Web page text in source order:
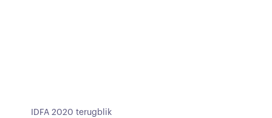
IDFA 2020 terugblik